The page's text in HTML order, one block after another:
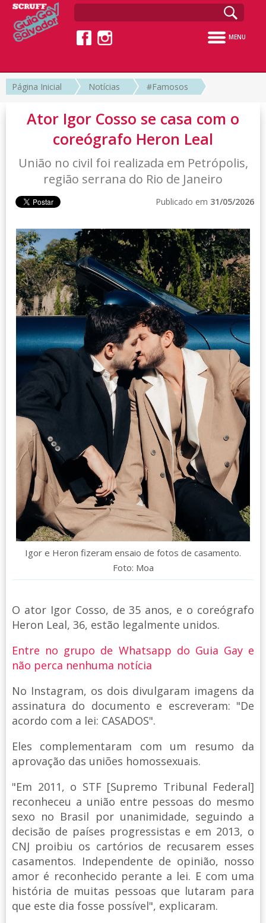
MENU
Página Inicial Notícias #Famosos
Ator Igor Cosso se casa com o
coreógrafo Heron Leal
União no civil foi realizada em Petrópolis,
região serrana do Rio de Janeiro
Publicado em 31/05/2026
Igor e Heron fizeram ensaio de fotos de casamento.
Foto: Moa
O ator Igor Cosso, de 35 anos, e o coreógrafo
Heron Leal, 36, estão legalmente unidos.
Entre no grupo de Whatsapp do Guia Gay e
não perca nenhuma notícia
No Instagram, os dois divulgaram imagens da
assinatura do documento e escreveram: "De
acordo com a lei: CASADOS".
Eles complementaram com um resumo da
aprovação das uniões homossexuais.
"Em 2011, o STF [Supremo Tribunal Federal]
reconheceu a união entre pessoas do mesmo
sexo no Brasil por unanimidade, seguindo a
decisão de países progressistas e em 2013, o
CNJ proibiu os cartórios de recusarem esses
casamentos. Independente de opinião, nosso
amor é reconhecido perante a lei. E com uma
história de muitas pessoas que lutaram para
que este dia fosse possível", explicaram.